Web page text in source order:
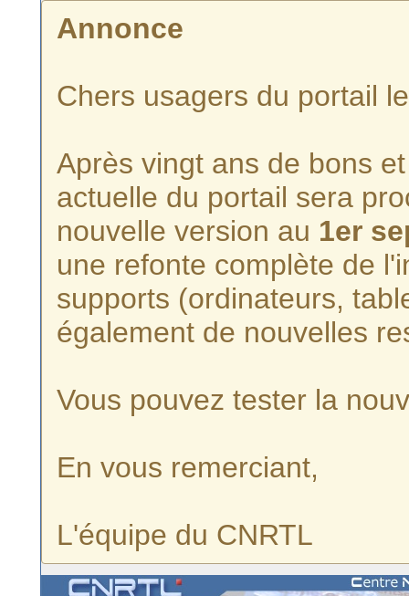
Annonce
Chers usagers du portail
Après vingt ans de bons
actuelle du portail sera
nouvelle version au 1er
une refonte complète de
supports (ordinateurs,
également de nouvelles
Vous pouvez tester la
En vous remerciant,
L'équipe du CNRTL